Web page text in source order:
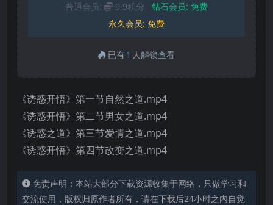
普通会员: 9.9积分 钻石会员: 免费
永久会员: 免费
已有1 人解锁查看
《诱惑开悟》第一节自然之道.mp4
《诱惑开悟》第二节男女之道.mp4
《诱惑之道》第三节爱情之道.mp4
《诱惑开悟》第四节改变之道.mp4
免责声明：本站大部分下载资源收集于网络，只做学习和
交流使用，版权归原作者所有，请在下载后24小时之内自觉